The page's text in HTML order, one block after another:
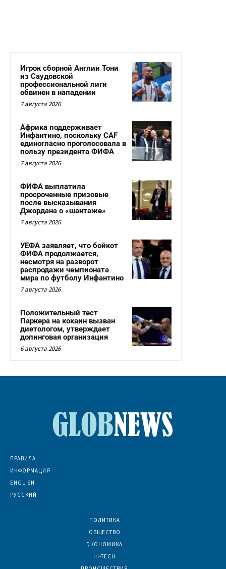
Игрок сборной Англии Тони
из Саудовской
профессиональной лиги
обвинен в нападении
7 августа 2026
Африка поддерживает
Инфантино, поскольку CAF
единогласно проголосовала в
пользу президента ФИФА
7 августа 2026
ФИФА выплатила
просроченные призовые
после высказывания
Джордана о «шантаже»
7 августа 2026
УЕФА заявляет, что бойкот
ФИФА продолжается,
несмотря на разворот
распродажи чемпионата
мира по футболу Инфантино
7 августа 2026
Положительный тест
Паркера на кокаин вызван
диетологом, утверждает
допинговая организация
6 августа 2026
ПРАВИЛА
ИНФОРМАЦИЯ
ENGLISH
РУССКИЙ
ПОЛИТИКА
ОБЩЕСТВО
ЭКОНОМИКА
HI-TECH